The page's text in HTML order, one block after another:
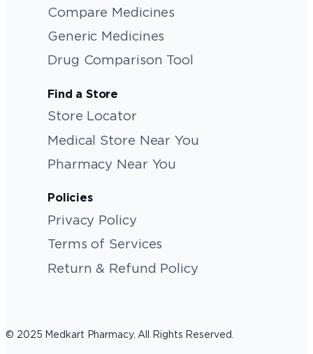
Compare Medicines
Generic Medicines
Drug Comparison Tool
Find a Store
Store Locator
Medical Store Near You
Pharmacy Near You
Policies
Privacy Policy
Terms of Services
Return & Refund Policy
© 2025 Medkart Pharmacy. All Rights Reserved.